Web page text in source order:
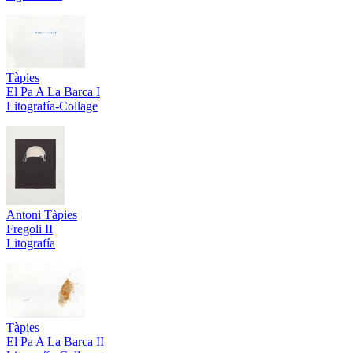
Tàpies
El Pa A La Barca I
Litografía-Collage
Antoni Tàpies
Fregoli II
Litografía
Tàpies
El Pa A La Barca II